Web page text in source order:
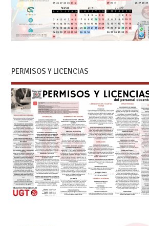
PERMISOS Y LICENCIAS